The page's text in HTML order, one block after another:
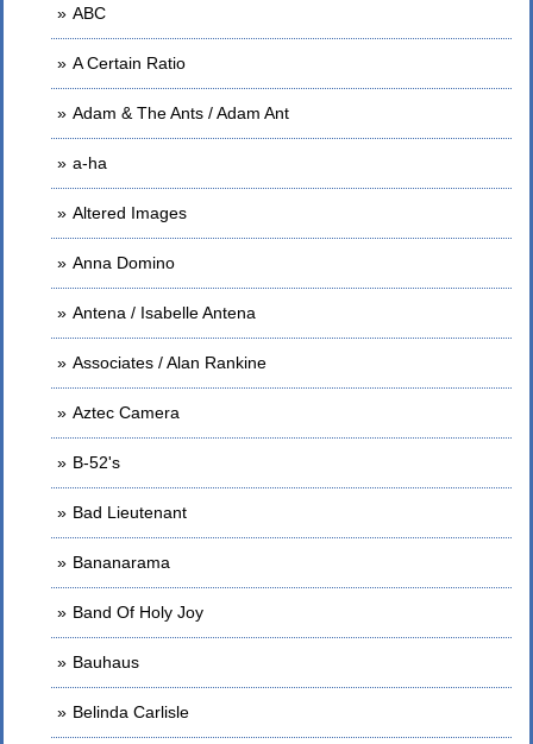
ABC
A Certain Ratio
Adam & The Ants / Adam Ant
a-ha
Altered Images
Anna Domino
Antena / Isabelle Antena
Associates / Alan Rankine
Aztec Camera
B-52's
Bad Lieutenant
Bananarama
Band Of Holy Joy
Bauhaus
Belinda Carlisle